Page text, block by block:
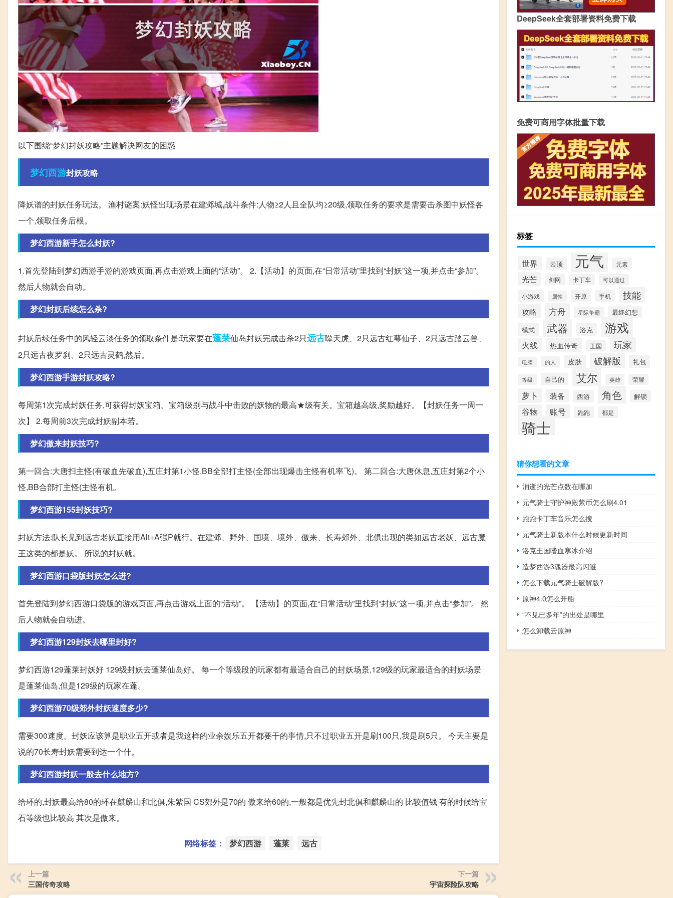
以下围绕“梦幻封妖攻略”主题解决网友的困惑
梦幻西游封妖攻略
降妖谱的封妖任务玩法。 渔村谜案:妖怪出现场景在建邺城,战斗条件:人物≥2人且全队均≥20级,领取任务的要求是需要击杀图中妖怪各
一个,领取任务后根。
梦幻西游新手怎么封妖?
1.首先登陆到梦幻西游手游的游戏页面,再点击游戏上面的“活动”。 2.【活动】的页面,在“日常活动”里找到“封妖”这一项,并点击“参加”。
然后人物就会自动。
梦幻封妖后续怎么杀?
封妖后续任务中的风轻云淡任务的领取条件是:玩家要在蓬莱仙岛封妖完成击杀2只远古噬天虎、2只远古红萼仙子、2只远古踏云兽、
2只远古夜罗刹、2只远古灵鹤,然后。
梦幻西游手游封妖攻略?
每周第1次完成封妖任务,可获得封妖宝箱。宝箱级别与战斗中击败的妖物的最高★级有关。宝箱越高级,奖励越好。【封妖任务一周一
次】 2.每周前3次完成封妖副本若。
梦幻傲来封妖技巧?
第一回合:大唐扫主怪(有破血先破血),五庄封第1小怪,BB全部打主怪(全部出现爆击主怪有机率飞)。 第二回合:大唐休息,五庄封第2个小
怪,BB合部打主怪(主怪有机。
梦幻西游155封妖技巧?
封妖方法:队长见到远古老妖直接用Alt+A强P就行。在建邺、野外、国境、境外、傲来、长寿郊外、北俱出现的类如远古老妖、远古魔
王这类的都是妖。 所说的封妖就。
梦幻西游口袋版封妖怎么进?
首先登陆到梦幻西游口袋版的游戏页面,再点击游戏上面的“活动”。 【活动】的页面,在“日常活动”里找到“封妖”这一项,并点击“参加”。 然
后人物就会自动进。
梦幻西游129封妖去哪里封好?
梦幻西游129蓬莱封妖好 129级封妖去蓬莱仙岛好。 每一个等级段的玩家都有最适合自己的封妖场景,129级的玩家最适合的封妖场景
是蓬莱仙岛,但是129级的玩家在蓬。
梦幻西游70级郊外封妖速度多少?
需要300速度。封妖应该算是职业五开或者是我这样的业余娱乐五开都要干的事情,只不过职业五开是刷100只,我是刷5只。 今天主要是
说的70长寿封妖需要到达一个什。
梦幻西游封妖一般去什么地方?
给环的,封妖最高给80的环在麒麟山和北俱,朱紫国 CS郊外是70的 傲来给60的,一般都是优先封北俱和麒麟山的 比较值钱 有的时候给宝
石等级也比较高 其次是傲来。
网络标签： 梦幻西游 蓬莱 远古
上一篇
三国传奇攻略
下一篇
宇宙探险队攻略
DeepSeek全套部署资料免费下载
免费可商用字体批量下载
标签
世界 云顶 元气 元素
光芒 剑网 卡丁车 可以通过
小游戏 属性 开原 手机 技能
攻略 方舟 星际争霸 最终幻想
模式 武器 洛克 游戏
火线 热血传奇 王国 玩家
电脑 的人 皮肤 破解版 礼包
等级 自己的 艾尔 英雄 荣耀
萝卜 装备 西游 角色 解锁
谷物 账号 跑跑 都是
骑士
猜你想看的文章
消逝的光芒点数在哪加
元气骑士守护神殿紫币怎么刷4.01
跑跑卡丁车音乐怎么搜
元气骑士新版本什么时候更新时间
洛克王国嗜血寒冰介绍
造梦西游3魂器最高闪避
怎么下载元气骑士破解版?
原神4.0怎么开船
“不见已多年”的出处是哪里
怎么卸载云原神